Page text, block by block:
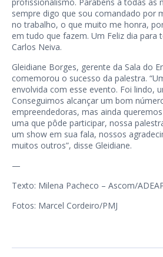
sempre digo que sou comandado por
no trabalho, o que muito me honra,
em tudo que fazem. Um Feliz dia para
Carlos Neiva.
Gleidiane Borges, gerente da Sala do
comemorou o sucesso da palestra.
envolvida com esse evento. Foi lindo,
Conseguimos alcançar um bom
empreendedoras, mas ainda
uma que pôde participar, nossa
um show em sua fala, nossos
muitos outros”, disse Gleidiane.
—
Texto: Milena Pacheco – Ascom/
Fotos: Marcel Cordeiro/PMJ